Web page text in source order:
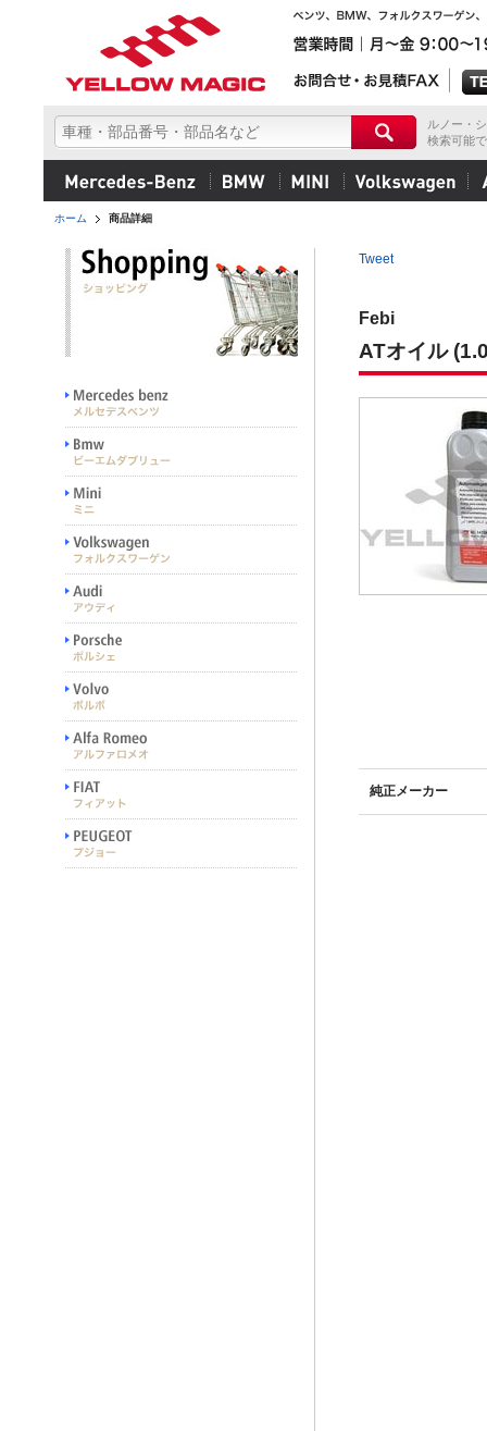
ルノー・
検索可能
ホーム 商品詳細
Tweet
Febi
ATオイル
純正メーカー